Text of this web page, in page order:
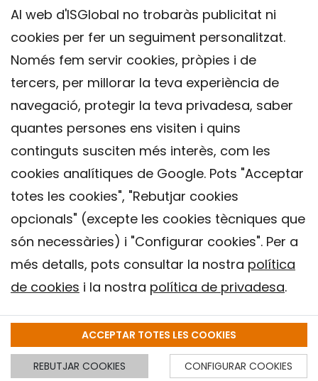
Al web d'ISGlobal no trobaràs publicitat ni
cookies per fer un seguiment personalitzat.
Només fem servir cookies, pròpies i de
tercers, per millorar la teva experiència de
navegació, protegir la teva privadesa, saber
quantes persones ens visiten i quins
continguts susciten més interès, com les
cookies analítiques de Google. Pots "Acceptar
totes les cookies", "Rebutjar cookies
opcionals" (excepte les cookies tècniques que
són necessàries) i "Configurar cookies". Per a
més detalls, pots consultar la nostra política
de cookies i la nostra política de privadesa.
ACCEPTAR TOTES LES COOKIES
REBUTJAR COOKIES CONFIGURAR COOKIES
Contacte
Política de privacitat
Política de Cookies
Institut de Salut Global de Barcelona (ISGlobal), 2018.